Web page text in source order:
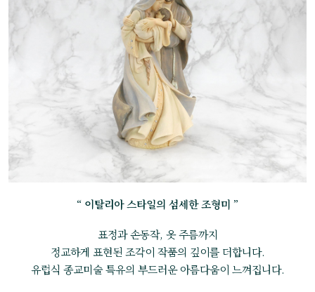
“ 이탈리아 스타일의 섬세한 조형미 ”
표정과 손동작, 옷 주름까지
정교하게 표현된 조각이 작품의 깊이를 더합니다.
유럽식 종교미술 특유의 부드러운 아름다움이 느껴집니다.